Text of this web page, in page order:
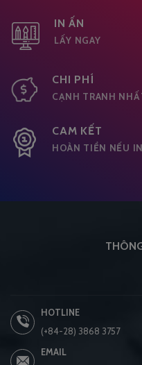
IN ẤN
LẤY NGAY
CHI PHÍ
CẠNH TRANH
CAM KẾT
HOÀN TIỀN NẾU
HOTLINE
(+84-28) 3868 3757
EMAIL